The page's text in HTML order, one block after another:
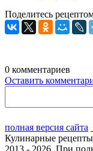
Поделитесь
0 комментариев
Оставить
полная версия сайта
Кулинарные